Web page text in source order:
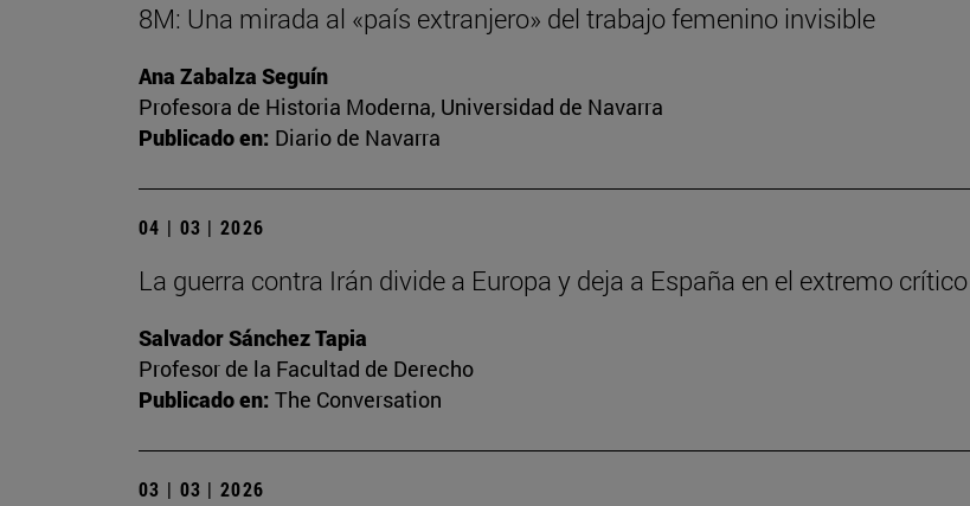
8M: Una mirada al «país extranjero» del trabajo femenino invisible
Ana Zabalza Seguín
Profesora de Historia Moderna, Universidad de Navarra
Publicado en: Diario de Navarra
04 | 03 | 2026
La guerra contra Irán divide a Europa y deja a España en el extremo crítico
Salvador Sánchez Tapia
Profesor de la Facultad de Derecho
Publicado en: The Conversation
03 | 03 | 2026